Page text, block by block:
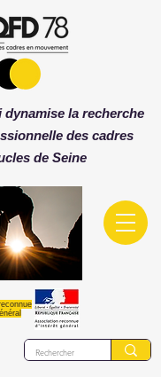
dynamise la recherche
des cadres
de Seine